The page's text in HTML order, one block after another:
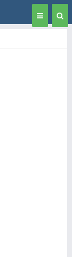
Toggle
navigation